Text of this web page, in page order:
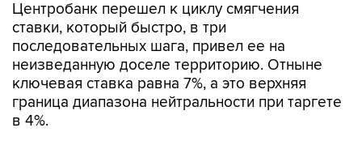
Центробанк перешел к циклу смягчения
ставки, который быстро, в три
последовательных шага, привел ее на
неизведанную доселе территорию. Отныне
ключевая ставка равна 7%, а это верхняя
граница диапазона нейтральности при таргете
в 4%.